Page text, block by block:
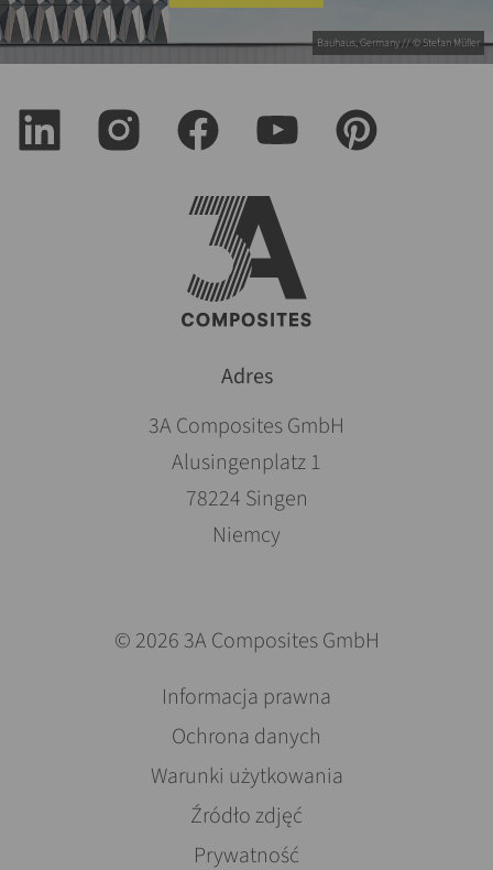
Bauhaus, Germany // © Stefan Müller
Adres
3A Composites GmbH
Alusingenplatz 1
78224 Singen
Niemcy
© 2026 3A Composites GmbH
Pomiń
nawigacje
Informacja prawna
Ochrona danych
Warunki użytkowania
Źródło zdjęć
Prywatność